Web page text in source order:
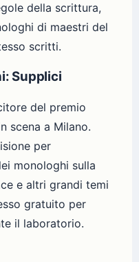
della scrittura,
di maestri del
scritti.
Supplici
del premio
scena a Milano.
per
monologhi sulla
e altri grandi temi
gratuito per
il laboratorio.